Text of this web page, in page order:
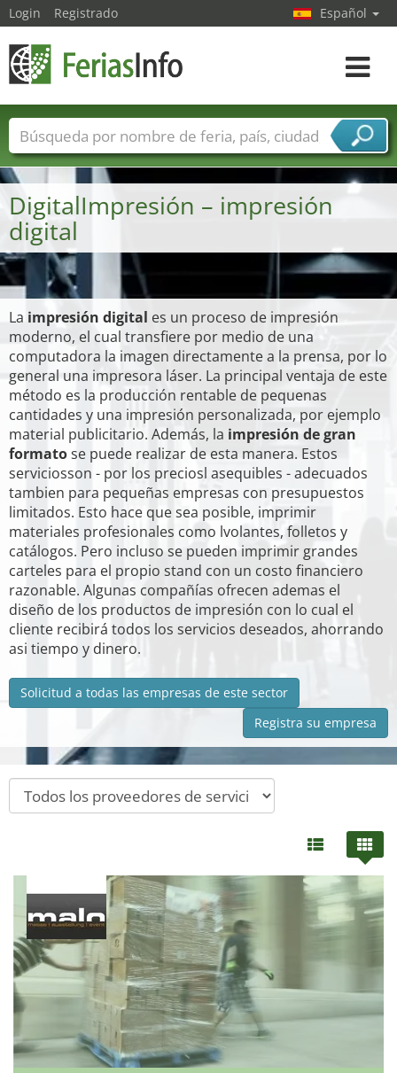
DigitalImpresión – impresión
digital
La impresión digital es un proceso de impresión
moderno, el cual transfiere por medio de una
computadora la imagen directamente a la prensa, por lo
general una impresora láser. La principal ventaja de este
método es la producción rentable de pequenas
cantidades y una impresión personalizada, por ejemplo
material publicitario. Además, la impresión de gran
formatose puede realizar de esta manera. Estos
serviciosson - por los preciosl asequibles - adecuados
tambien para pequeñas empresas con presupuestos
limitados. Esto hace que sea posible, imprimir
materiales profesionales como lvolantes, folletos y
catálogos. Pero incluso se pueden imprimir grandes
carteles para el propio stand con un costo financiero
razonable. Algunas compañías ofrecen ademas el
diseño de los productos de impresión con lo cual el
cliente recibirá todos los servicios deseados, ahorrando
asi tiempo y dinero.
Solicitud a todas las empresas de este sector
Registra su empresa
Login Registrado Español
toggle
Nombres de ferias Países
Ciudades
Sectores de ferias
Sectores de proveedor de servicios